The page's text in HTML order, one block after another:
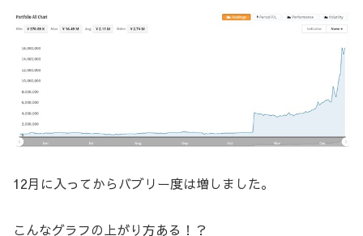
12月に入ってからバブリー度は増しました。
こんなグラフの上がり方ある！？